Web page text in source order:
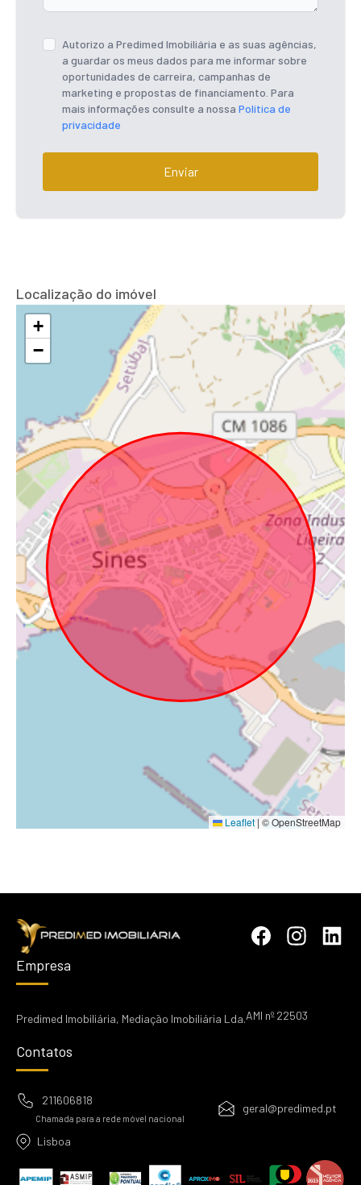
Autorizo a Predimed Imobiliária e as suas agências,
a guardar os meus dados para me informar sobre
oportunidades de carreira, campanhas de
marketing e propostas de financiamento. Para
mais informações consulte a nossa Política de
privacidade
Enviar
Localização do imóvel
+
−
Leaflet | © OpenStreetMap
Empresa
Predimed Imobiliária, Mediação Imobiliária Lda.AMI nº 22503
Contatos
211606818
Chamada para a rede móvel nacional
geral@predimed.pt
Lisboa